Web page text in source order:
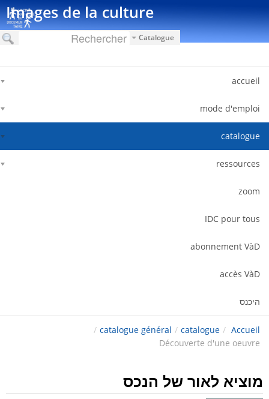
Images de la culture
Catalogue
accueil
mode d'emploi
catalogue
ressources
zoom
IDC pour tous
abonnement VàD
accès VàD
היכנס
Accueil
/
catalogue
/
catalogue général
/
Découverte d'une oeuvre
מוציא לאור של הנכס